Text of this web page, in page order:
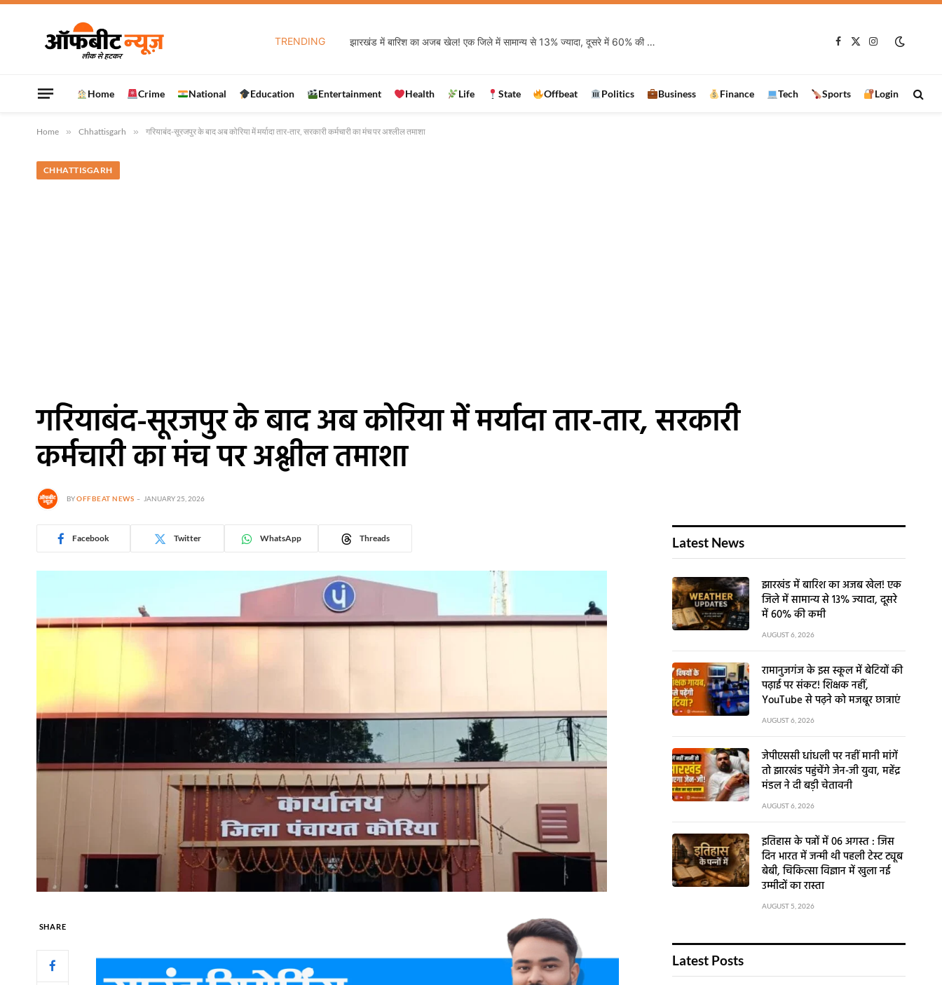
TRENDING झारखंड में बारिश का अजब खेल! एक जिले में सामान्य से 13% ज्यादा, दूसरे में 60% की कमी
Facebook
X
Instagram
Home Crime National Education Entertainment Health Life State Offbeat Politics Business Finance Tech Sports Login
Home » Chhattisgarh » गरियाबंद-सूरजपुर के बाद अब कोरिया में मर्यादा तार-तार, सरकारी कर्मचारी का मंच पर अश्लील तमाशा
CHHATTISGARH
गरियाबंद-सूरजपुर के बाद अब कोरिया में मर्यादा तार-तार, सरकारी
कर्मचारी का मंच पर अश्लील तमाशा
BYOFFBEAT NEWS JANUARY 25, 2026
Facebook Twitter WhatsApp Threads
SHARE
Latest News
झारखंड में बारिश का अजब खेल! एक
जिले में सामान्य से 13% ज्यादा, दूसरे
में 60% की कमी
AUGUST 6, 2026
रामानुजगंज के इस स्कूल में बेटियों की
पढ़ाई पर संकट! शिक्षक नहीं,
YouTube से पढ़ने को मजबूर छात्राएं
AUGUST 6, 2026
जेपीएससी धांधली पर नहीं मानी मांगें
तो झारखंड पहुंचेंगे जेन-जी युवा, महेंद्र
मंडल ने दी बड़ी चेतावनी
AUGUST 6, 2026
इतिहास के पन्नों में 06 अगस्त : जिस
दिन भारत में जन्मी थी पहली टेस्ट ट्यूब
बेबी, चिकित्सा विज्ञान में खुला नई
उम्मीदों का रास्ता
AUGUST 5, 2026
Latest Posts